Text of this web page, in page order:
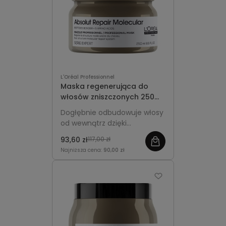
L'Oréal Professionnel
Maska regenerująca do
włosów zniszczonych 250ml
- L'Oréal Professionnel
Absolut Repair Molecular
Dogłębnie odbudowuje włosy
od wewnątrz dzięki
technologii z wiązaniami
peptydowymi i 5
aminokwasami, przywracając
93,60 zł117,00 zł
Najniższa cena: 90,00 zł